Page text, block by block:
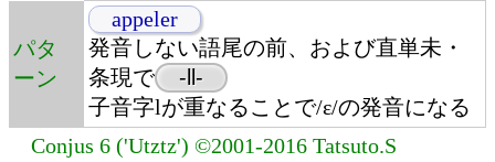
パタ
ーン
appeler
発音しない語尾の前、および直単未・
条現で
-ll-
子音字lが重なることで/ɛ/の発音になる
Conjus 6 ('Utztz') ©2001-2016 Tatsuto.S